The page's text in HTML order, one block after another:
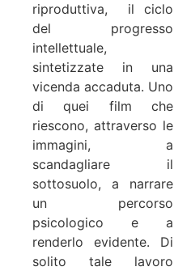
riproduttiva, il ciclo
del progresso
intellettuale,
sintetizzate in una
vicenda accaduta. Uno
di quei film che
riescono, attraverso le
immagini, a
scandagliare il
sottosuolo, a narrare
un percorso
psicologico e a
renderlo evidente. Di
solito tale lavoro